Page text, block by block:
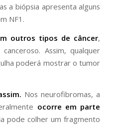
a biópsia apresenta alguns
NF1.
outros tipos de câncer,
Assim, qualquer
poderá mostrar o tumor
Nos neurofibromas, a
ocorre em parte
pode colher um fragmento